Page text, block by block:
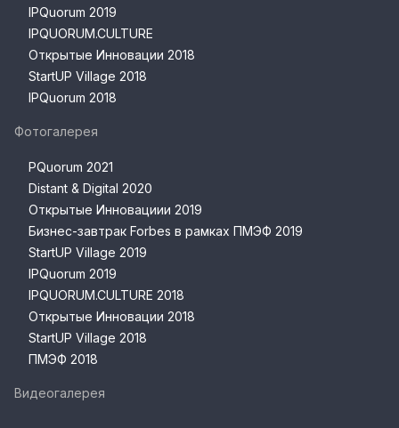
IPQuorum 2019
IPQUORUM.CULTURE
Открытые Инновации 2018
StartUP Village 2018
IPQuorum 2018
Фотогалерея
PQuorum 2021
Distant & Digital 2020
Открытые Инновациии 2019
Бизнес-завтрак Forbes в рамках ПМЭФ 2019
StartUP Village 2019
IPQuorum 2019
IPQUORUM.CULTURE 2018
Открытые Инновации 2018
StartUP Village 2018
ПМЭФ 2018
Видеогалерея